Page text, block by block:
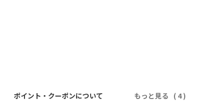
ポイント・クーポンについて もっと見る